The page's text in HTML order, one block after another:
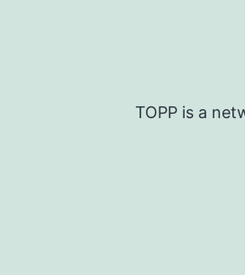
TOPP is a